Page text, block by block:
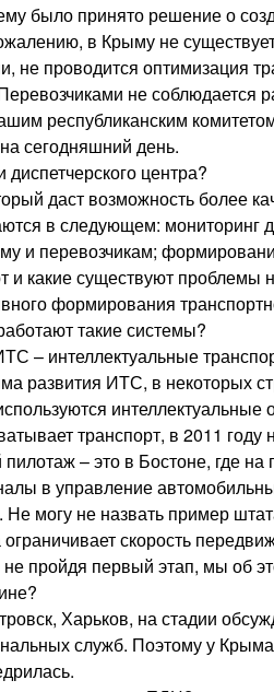
было принято решение о
в Крыму не
не проводится оптимизация
не соблюдается
республиканским
сегодняшний день.
центра?
даст возможность более
в следующем: мониторинг
и перевозчикам;
и какие существуют
формирования
такие системы?
– интеллектуальные
развития ИТС, в некоторых
транспорт, в 2011
– это в Бостоне, где на
в управление
Не могу не назвать пример
скорость
пройдя первый этап, мы об
Харьков, на стадии
служб. Поэтому у